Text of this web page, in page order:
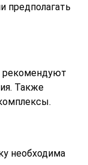
предполагать
рекомендуют
Также
необходима